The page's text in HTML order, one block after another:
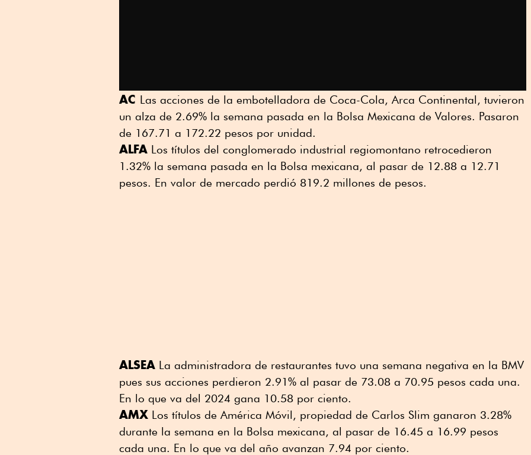
AC Las acciones de la embotelladora de Coca-Cola, Arca Continental, tuvieron
un alza de 2.69% la semana pasada en la Bolsa Mexicana de Valores. Pasaron
de 167.71 a 172.22 pesos por unidad.
ALFA Los títulos del conglomerado industrial regiomontano retrocedieron
1.32% la semana pasada en la Bolsa mexicana, al pasar de 12.88 a 12.71
pesos. En valor de mercado perdió 819.2 millones de pesos.
ALSEA La administradora de restaurantes tuvo una semana negativa en la BMV
pues sus acciones perdieron 2.91% al pasar de 73.08 a 70.95 pesos cada una.
En lo que va del 2024 gana 10.58 por ciento.
AMX Los títulos de América Móvil, propiedad de Carlos Slim ganaron 3.28%
durante la semana en la Bolsa mexicana, al pasar de 16.45 a 16.99 pesos
cada una. En lo que va del año avanzan 7.94 por ciento.